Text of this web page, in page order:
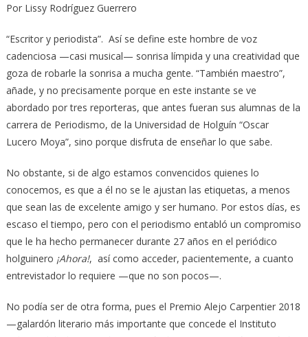
Por Lissy Rodríguez Guerrero
“Escritor y periodista”. Así se define este hombre de voz
cadenciosa —casi musical— sonrisa límpida y una creatividad que
goza de robarle la sonrisa a mucha gente. “También maestro”,
añade, y no precisamente porque en este instante se ve
abordado por tres reporteras, que antes fueran sus alumnas de la
carrera de Periodismo, de la Universidad de Holguín “Oscar
Lucero Moya”, sino porque disfruta de enseñar lo que sabe.
No obstante, si de algo estamos convencidos quienes lo
conocemos, es que a él no se le ajustan las etiquetas, a menos
que sean las de excelente amigo y ser humano. Por estos días, es
escaso el tiempo, pero con el periodismo entabló un compromiso
que le ha hecho permanecer durante 27 años en el periódico
holguinero ¡Ahora!, así como acceder, pacientemente, a cuanto
entrevistador lo requiere —que no son pocos—.
No podía ser de otra forma, pues el Premio Alejo Carpentier 2018
—galardón literario más importante que concede el Instituto